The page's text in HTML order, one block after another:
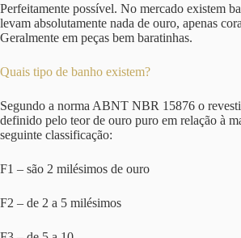
Perfeitamente possível. No mercado existem
levam absolutamente nada de ouro, apenas
Geralmente em peças bem baratinhas.
Quais tipo de banho existem?
Segundo a norma ABNT NBR 15876 o
definido pelo teor de ouro puro em relação à
seguinte classificação:
F1 – são 2 milésimos de ouro
F2 – de 2 a 5 milésimos